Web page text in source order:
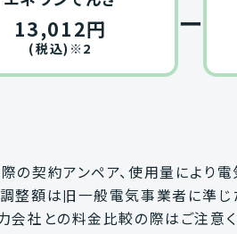
13,012円
(税込)※2
ー
の契約アンペア、使用量により
整額は旧一般電気事業者に準
会社との料金比較の際はご注意く